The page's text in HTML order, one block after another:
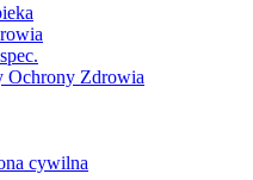
Ochrony Zdrowia
cywilna